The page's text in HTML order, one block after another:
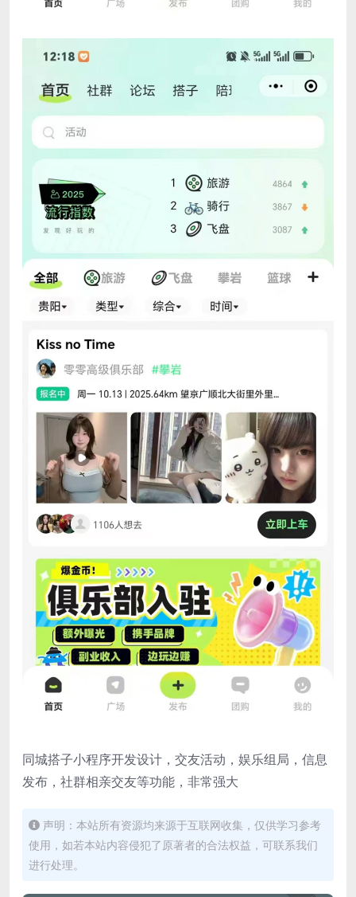
同城搭子小程序开发设计，交友活动，娱乐组局，信息
发布，社群相亲交友等功能，非常强大
声明：本站所有资源均来源于互联网收集，仅供学习参考
使用，如若本站内容侵犯了原著者的合法权益，可联系我们
进行处理。